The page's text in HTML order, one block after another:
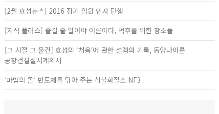
[2월 효성뉴스] 2016 정기 임원 인사 단행
[지식 플러스] 즐길 줄 알아야 어른이다, 덕후를 위한 장소들
[그 시절 그 물건] 효성의 ‘처음’에 관한 설렘의 기록, 동양나이론
공장건설실시계획서
‘마법의 돌’ 반도체를 닦아 주는 삼불화질소 NF3